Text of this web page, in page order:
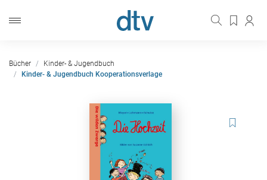
Bücher
Kinder- & Jugendbuch
Kinder- & Jugendbuch Kooperationsverlage